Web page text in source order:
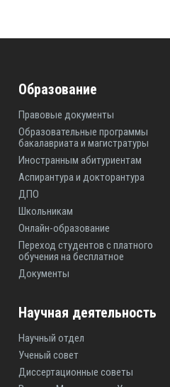
Образование
Правовые документы
Образовательные программы
бакалавриата и магистратуры
Иностранным абитуриентам
Аспирантура и докторантура
ДПО
Школьникам
Онлайн-образование
Переход студентов с платного
обучения на бесплатное
Документы
Научная деятельность
Научный отдел
Ученый совет
Диссертационные советы